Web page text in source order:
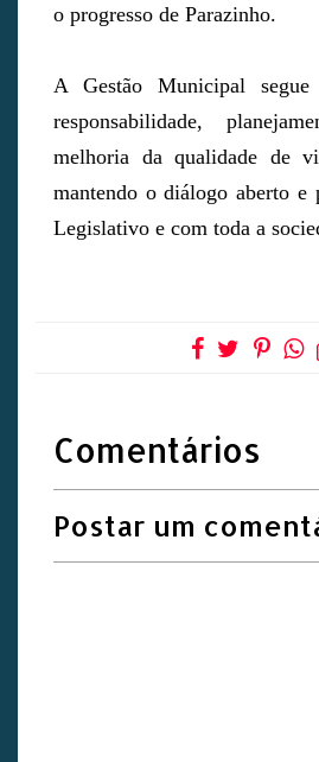
o progresso de Parazinho.
A Gestão Municipal segue
responsabilidade,
melhoria da qualidade de
mantendo o diálogo aberto e
Legislativo e com toda a
Comentários
Postar um